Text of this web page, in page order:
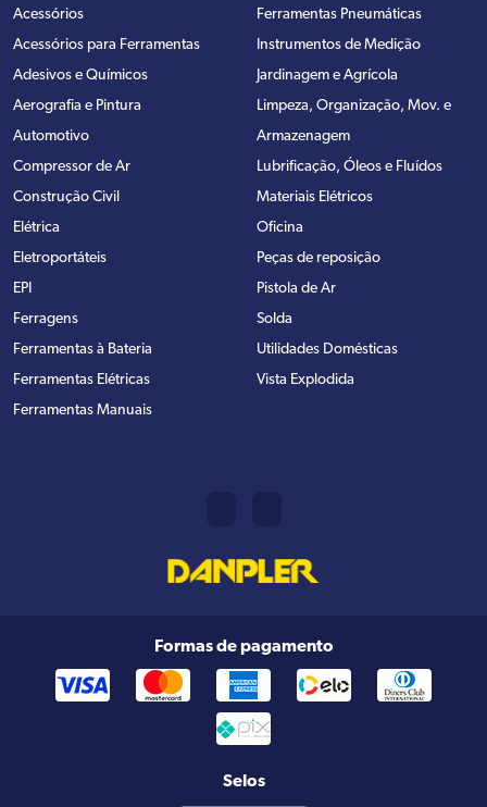
Acessórios
Acessórios para Ferramentas
Adesivos e Químicos
Aerografia e Pintura
Automotivo
Compressor de Ar
Construção Civil
Elétrica
Eletroportáteis
EPI
Ferragens
Ferramentas à Bateria
Ferramentas Elétricas
Ferramentas Manuais
Ferramentas Pneumáticas
Instrumentos de Medição
Jardinagem e Agrícola
Limpeza, Organização, Mov. e
Armazenagem
Lubrificação, Óleos e Fluídos
Materiais Elétricos
Oficina
Peças de reposição
Pistola de Ar
Solda
Utilidades Domésticas
Vista Explodida
Formas de pagamento
Selos